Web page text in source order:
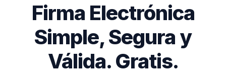
Firma Electrónica
Simple, Segura y
Válida. Gratis.